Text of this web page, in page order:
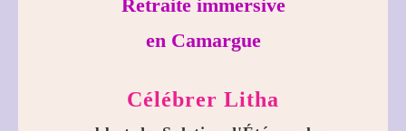
Retraite immersive
en Camargue
Célébrer Litha